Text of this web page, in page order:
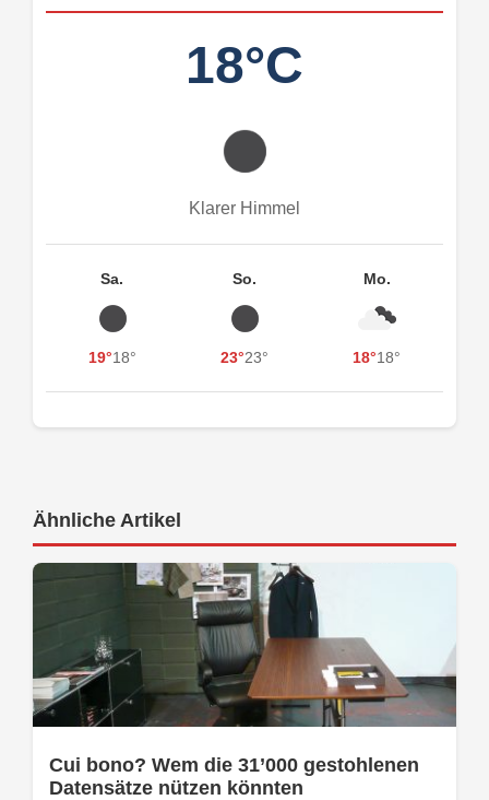
18°C
Klarer Himmel
Sa.
19°18°
So.
23°23°
Mo.
18°18°
Ähnliche Artikel
Cui bono? Wem die 31’000 gestohlenen
Datensätze nützen könnten